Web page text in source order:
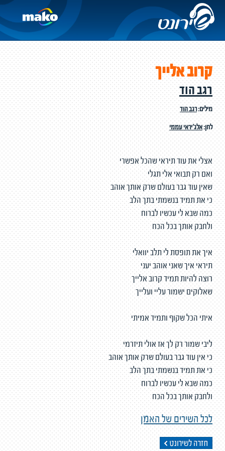
קרוב אלייך
רגב הוד
מילים:רגב הוד
לחן:אלג'יראי עממי
אצלי את עוד תיראי שהכל אפשרי
ואם רק תבואי אלי תגלי
שאין עוד גבר בעולם שרק אותך אוהב
כי את תמיד בנשמתי בתך הלב
כמה שבא לי עכשיו לברוח
ולחבק אותך בכל הכח
איך את תופסת לי תלב יוואלי
תיראי איך שאני אוהב יעני
רוצה להיות תמיד קרוב אלייך
שאלוקים ישמור עליי ועלייך
איתי הכל שקוף ותמיד אמיתי
ליבי שמור רק לך אז אולי תיזרמי
כי אין עוד גבר בעולם שרק אותך אוהב
כי את תמיד בנשמתי בתך הלב
כמה שבא לי עכשיו לברוח
ולחבק אותך בכל הכח
לכל השירים של האמן